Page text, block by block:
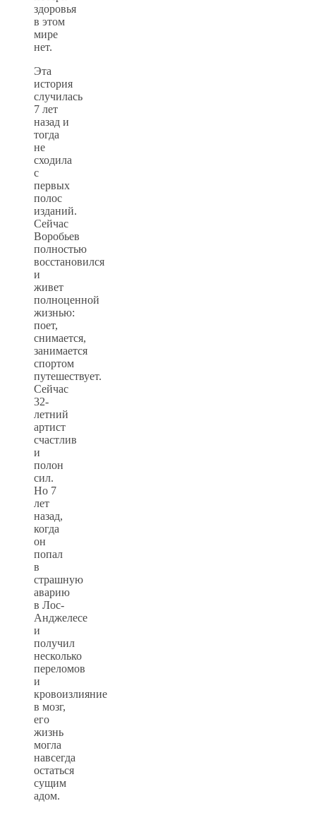
здоровья
в этом
мире
нет.
Эта
история
случилась
7 лет
назад и
тогда
не
сходила
с
первых
полос
изданий.
Сейчас
Воробьев
полностью
восстановился
и
живет
полноценной
жизнью:
поет,
снимается,
занимается
спортом
путешествует.
Сейчас
32-
летний
артист
счастлив
и
полон
сил.
Но 7
лет
назад,
когда
он
попал
в
страшную
аварию
в Лос-
Анджелесе
и
получил
несколько
переломов
и
кровоизлияние
в мозг,
его
жизнь
могла
навсегда
остаться
сущим
адом.